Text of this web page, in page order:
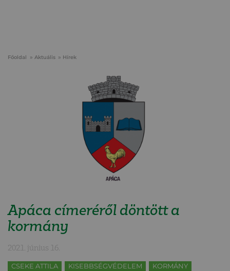
Főoldal Aktuális Hírek
Apáca címeréről döntött a
kormány
2021. június 16.
CSEKE ATTILA KISEBBSÉGVÉDELEM
KORMÁNY